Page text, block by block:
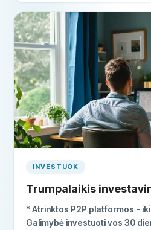
INVESTUOK
Trumpalaikis
* Atrinktos P2P platformos -
Galimybė investuoti vos 30